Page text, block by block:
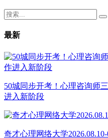
最新
50城同步开考！心理咨询师
进入新阶段
奇才心理网络大学